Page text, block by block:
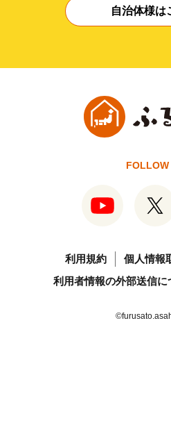
自治体様は
FOLLOW
利用規約
個人情報
利用者情報の外部送信に